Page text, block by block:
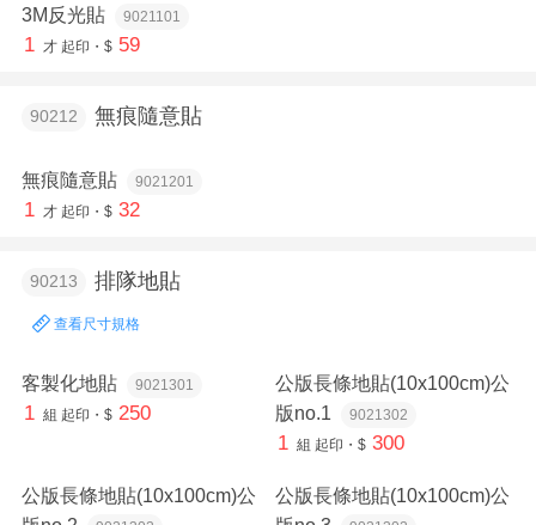
3M反光貼 9021101
1 才 起印・$ 59
90212 無痕隨意貼
無痕隨意貼 9021201
1 才 起印・$ 32
90213 排隊地貼
查看尺寸規格
客製化地貼 9021301
1 組 起印・$ 250
公版長條地貼(10x100cm)公
版no.1
9021302
1 組 起印・$ 300
公版長條地貼(10x100cm)公
公版長條地貼(10x100cm)公